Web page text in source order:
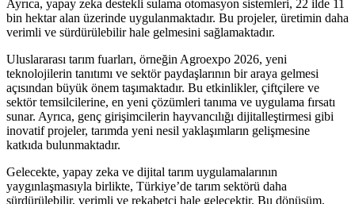
Ayrıca, yapay zeka destekli sulama otomasyon sistemleri, 22 ilde 11
bin hektar alan üzerinde uygulanmaktadır. Bu projeler, üretimin daha
verimli ve sürdürülebilir hale gelmesini sağlamaktadır.
Uluslararası tarım fuarları, örneğin Agroexpo 2026, yeni
teknolojilerin tanıtımı ve sektör paydaşlarının bir araya gelmesi
açısından büyük önem taşımaktadır. Bu etkinlikler, çiftçilere ve
sektör temsilcilerine, en yeni çözümleri tanıma ve uygulama fırsatı
sunar. Ayrıca, genç girişimcilerin hayvancılığı dijitalleştirmesi gibi
inovatif projeler, tarımda yeni nesil yaklaşımların gelişmesine
katkıda bulunmaktadır.
Gelecekte, yapay zeka ve dijital tarım uygulamalarının
yaygınlaşmasıyla birlikte, Türkiye’de tarım sektörü daha
sürdürülebilir, verimli ve rekabetçi hale gelecektir. Bu dönüşüm,